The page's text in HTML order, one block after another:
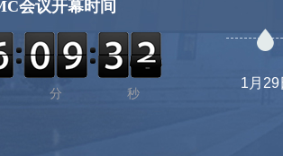
会议开幕时间
分 秒
1月29